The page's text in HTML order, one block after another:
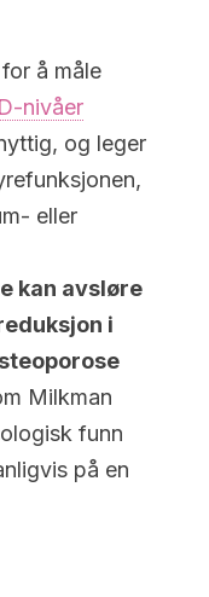
å måle
nivåer
og leger
eller
kan avsløre
i
Milkman
funn
på en